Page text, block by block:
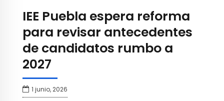
IEE Puebla espera reforma
para revisar antecedentes
de candidatos rumbo a
2027
1 junio, 2026